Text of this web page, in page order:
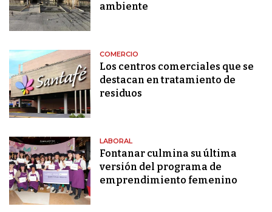
ambiente
COMERCIO
Los centros comerciales que se
destacan en tratamiento de
residuos
LABORAL
Fontanar culmina su última
versión del programa de
emprendimiento femenino